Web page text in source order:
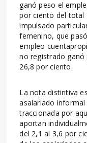
ganó peso el
por ciento del total
impulsado
femenino, que
empleo
no registrado ganó
26,8 por ciento.
La nota distintiva
asalariado
traccionada por
aportan
del 2,1 al 3,6 por